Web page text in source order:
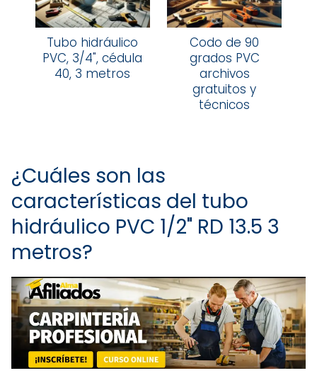
Tubo hidráulico
PVC, 3/4", cédula
40, 3 metros
Codo de 90
grados PVC
archivos
gratuitos y
técnicos
¿Cuáles son las
características del tubo
hidráulico PVC 1/2" RD 13.5 3
metros?